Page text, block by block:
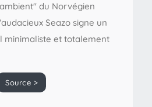
du Norvégien
Seazo signe un
minimaliste et totalement
Source >